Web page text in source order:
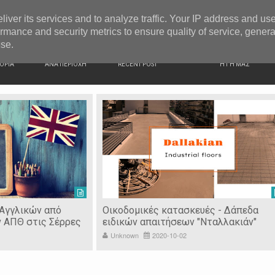
ΑΝΑ ΠΕΡΙΟΧΗ RECENT POST Η ΓΗ ΜΑΣ
από
ΑΠΘ στις Σέρρες
Οικοδομικές κατασκευές - Δάπεδα
ειδικών απαιτήσεων "Νταλλακιάν"
Unknown 2020-10-02
its services and to analyze traffic. Your IP address and
and security metrics to ensure quality of service,